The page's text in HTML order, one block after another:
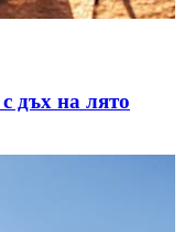
дъх на лято